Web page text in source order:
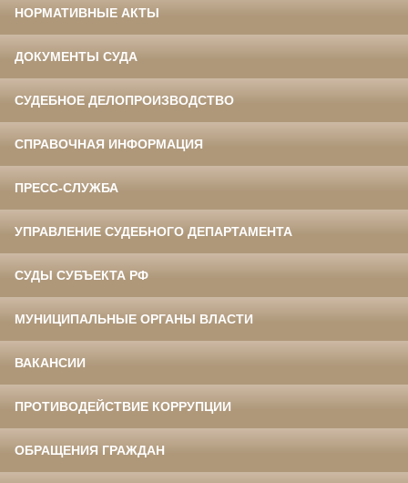
НОРМАТИВНЫЕ АКТЫ
ДОКУМЕНТЫ СУДА
СУДЕБНОЕ ДЕЛОПРОИЗВОДСТВО
СПРАВОЧНАЯ ИНФОРМАЦИЯ
ПРЕСС-СЛУЖБА
УПРАВЛЕНИЕ СУДЕБНОГО ДЕПАРТАМЕНТА
СУДЫ СУБЪЕКТА РФ
МУНИЦИПАЛЬНЫЕ ОРГАНЫ ВЛАСТИ
ВАКАНСИИ
ПРОТИВОДЕЙСТВИЕ КОРРУПЦИИ
ОБРАЩЕНИЯ ГРАЖДАН